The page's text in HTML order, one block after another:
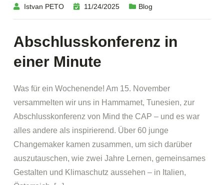
Istvan PETO 11/24/2025 Blog
Abschlusskonferenz in
einer Minute
Was für ein Wochenende! Am 15. November
versammelten wir uns in Hammamet, Tunesien, zur
Abschlusskonferenz von Mind the CAP – und es war
alles andere als inspirierend. Über 60 junge
Changemaker kamen zusammen, um sich darüber
auszutauschen, wie zwei Jahre Lernen, gemeinsames
Gestalten und Klimaschutz aussehen – in Italien,